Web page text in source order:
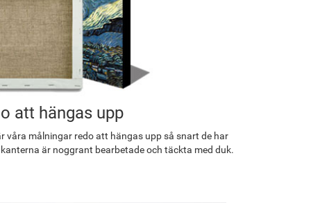
att hängas upp
våra målningar redo att hängas upp så snart de har
är noggrant bearbetade och täckta med duk.